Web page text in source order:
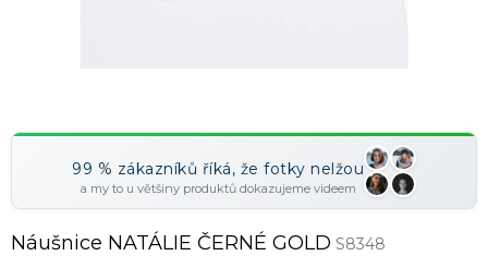
99 % zákazníků říká, že fotky nelžou
a my to u většiny produktů dokazujeme videem
Náušnice NATÁLIE ČERNÉ GOLD S8348